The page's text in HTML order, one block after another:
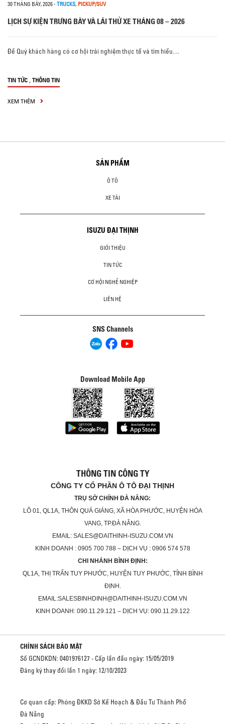
30 THÁNG BẢY, 2026- TRUCKS, PICKUP/SUV
LỊCH SỰ KIỆN TRƯNG BÀY VÀ LÁI THỬ XE THÁNG 08 – 2026
Để Quý khách hàng có cơ hội trải nghiệm thực tế và tìm hiểu…
TIN TỨC , THÔNG TIN
XEM THÊM
SẢN PHẨM
Ô TÔ
XE TẢI
ISUZU ĐẠI THỊNH
GIỚI THIỆU
TIN TỨC
CƠ HỘI NGHỀ NGHIỆP
LIÊN HỆ
SNS Channels
Download Mobile App
THÔNG TIN CÔNG TY
CÔNG TY CỔ PHẦN Ô TÔ ĐẠI THỊNH
TRỤ SỞ CHÍNH ĐÀ NẴNG:
LÔ 01, QL1A, THÔN QUÁ GIÁNG, XÃ HÒA PHƯỚC, HUYỆN HÒA
VANG, TP.ĐÀ NẴNG.
EMAIL: SALES@DAITHINH-ISUZU.COM.VN
KINH DOANH : 0905 700 788 – DỊCH VỤ : 0906 574 578
CHI NHÁNH BÌNH ĐỊNH:
QL1A, THỊ TRẤN TUY PHƯỚC, HUYỆN TUY PHƯỚC, TỈNH BÌNH
ĐỊNH.
EMAIL:SALESBINHDINH@DAITHINH-ISUZU.COM.VN
KINH DOANH: 090.11.29.121 – DỊCH VỤ: 090.11.29.122
CHÍNH SÁCH BẢO MẬT
Số GCNDKDN: 0401976127 - Cấp lần đầu ngày: 15/05/2019
Đăng ký thay đổi lần 1 ngày: 12/10/2023
Cơ quan cấp: Phòng ĐKKD Sở Kế Hoạch & Đầu Tư Thành Phố
Đà Nẵng